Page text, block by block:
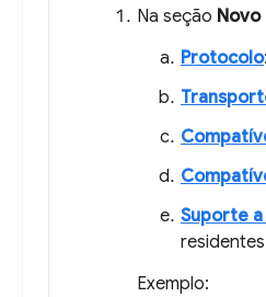
Na seção
Protocolo:
Suporte
residentes
Exemplo: